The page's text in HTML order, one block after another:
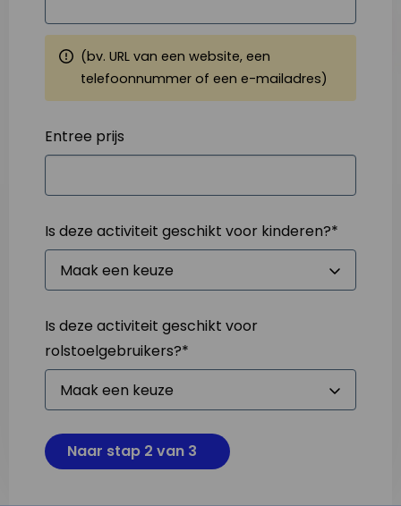
(bv. URL van een website, een
telefoonnummer of een e-mailadres)
Entree prijs
Is deze activiteit geschikt voor kinderen?*
Is deze activiteit geschikt voor
rolstoelgebruikers?*